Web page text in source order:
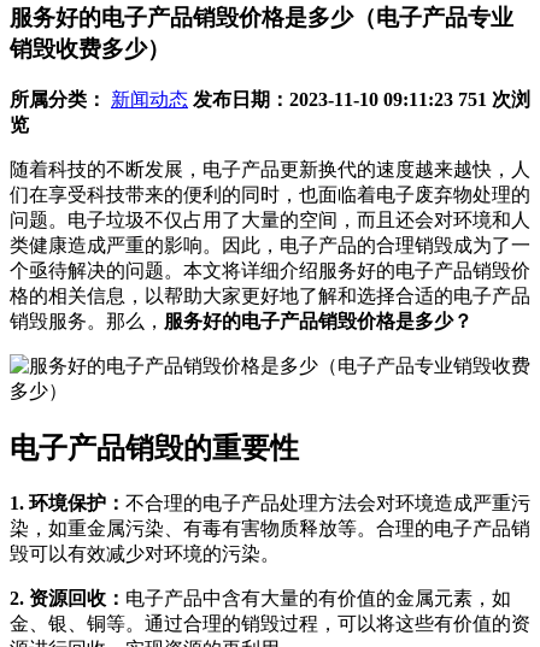
服务好的电子产品销毁价格是多少（电子产品专业
销毁收费多少）
所属分类： 新闻动态 发布日期：2023-11-10 09:11:23 751 次浏
览
随着科技的不断发展，电子产品更新换代的速度越来越快，人
们在享受科技带来的便利的同时，也面临着电子废弃物处理的
问题。电子垃圾不仅占用了大量的空间，而且还会对环境和人
类健康造成严重的影响。因此，电子产品的合理销毁成为了一
个亟待解决的问题。本文将详细介绍服务好的电子产品销毁价
格的相关信息，以帮助大家更好地了解和选择合适的电子产品
销毁服务。那么， 服务好的电子产品销毁价格是多少？
电子产品销毁的重要性
1. 环境保护： 不合理的电子产品处理方法会对环境造成严重污
染，如重金属污染、有毒有害物质释放等。合理的电子产品销
毁可以有效减少对环境的污染。
2. 资源回收： 电子产品中含有大量的有价值的金属元素，如
金、银、铜等。通过合理的销毁过程，可以将这些有价值的资